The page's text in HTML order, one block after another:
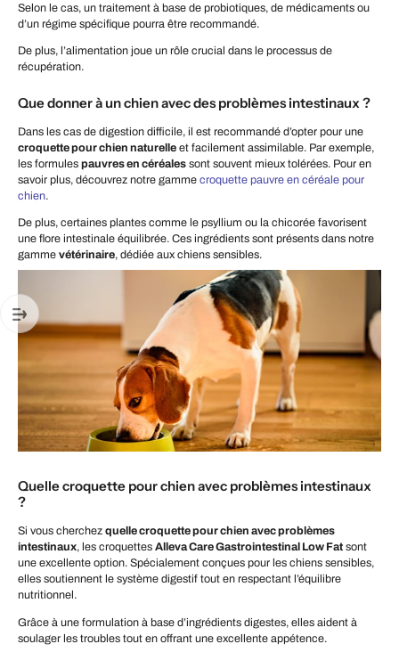
Selon le cas, un traitement à base de probiotiques, de médicaments ou
d’un régime spécifique pourra être recommandé.
De plus, l’alimentation joue un rôle crucial dans le processus de
récupération.
Que donner à un chien avec des problèmes intestinaux ?
Dans les cas de digestion difficile, il est recommandé d’opter pour une
croquette pour chien naturelle et facilement assimilable. Par exemple,
les formules pauvres en céréales sont souvent mieux tolérées. Pour en
savoir plus, découvrez notre gamme croquette pauvre en céréale pour
chien.
De plus, certaines plantes comme le psyllium ou la chicorée favorisent
une flore intestinale équilibrée. Ces ingrédients sont présents dans notre
gamme vétérinaire, dédiée aux chiens sensibles.
Quelle croquette pour chien avec problèmes intestinaux
?
Si vous cherchez quelle croquette pour chien avec problèmes
intestinaux, les croquettes Alleva Care Gastrointestinal Low Fat sont
une excellente option. Spécialement conçues pour les chiens sensibles,
elles soutiennent le système digestif tout en respectant l’équilibre
nutritionnel.
Grâce à une formulation à base d’ingrédients digestes, elles aident à
soulager les troubles tout en offrant une excellente appétence.